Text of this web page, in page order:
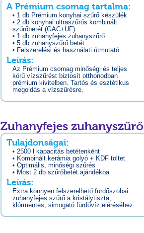
A Prémium csomag tartalma:
• 1 db Prémium konyhai szűrő készülék
• 2 db konyhai ultraszűrős kombinált
szűrőbetét (GAC+UF)
• 1 db zuhanyfejes zuhanyszűrő
• 5 db zuhanyszűrő betét
• Felszerelési és használati útmutató
Leírás:
Az Prémium csomag minőségi és teljes
körű vízszűrést biztosít otthonodban
prémium kivitelben. Tartós és esztétikus
megoldás a vízszűrésre.
Zuhanyfejes zuhanyszűrő
Tulajdonságai:
• 2500 l kapacitás betétenként
• Kombinált kerámia golyó + KDF töltet
• Optimális, minőségi szűrés
• Most 2 db szűrőbetét ajándékba
Leírás:
Extra könnyen felszerelhető fürdőszobai
zuhanyfejes szűrő a kristálytiszta,
klórmentes, simogató fürdővíz eléréséhez.